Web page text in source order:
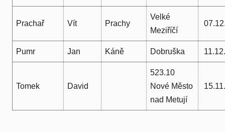
Prachař Vít Prachy
Velké
Meziříčí
Pumr Jan Káně Dobruška
Tomek David
523.10
Nové Město
nad Metují